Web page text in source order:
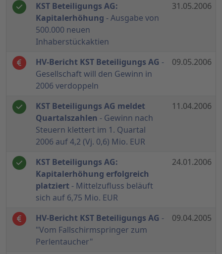
KST Beteiligungs AG:
Kapitalerhöhung - Ausgabe von
500.000 neuen
Inhaberstückaktien
31.05.2006
HV-Bericht KST Beteiligungs AG -
Gesellschaft will den Gewinn in
2006 verdoppeln
09.05.2006
KST Beteiligungs AG meldet
Quartalszahlen - Gewinn nach
Steuern klettert im 1. Quartal
2006 auf 4,2 (Vj. 0,6) Mio. EUR
11.04.2006
KST Beteiligungs AG:
Kapitalerhöhung erfolgreich
platziert- Mittelzufluss beläuft
sich auf 6,75 Mio. EUR
24.01.2006
HV-Bericht KST Beteiligungs AG -
"Vom Fallschirmspringer zum
Perlentaucher"
09.04.2005